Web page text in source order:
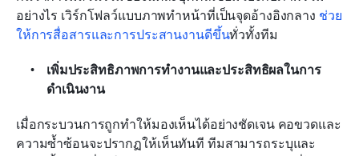
อย่างไร เวิร์กโฟลว์แบบภาพทำหน้าที่เป็นจุดอ้างอิงกลาง ช่วย
ให้การสื่อสารและการประสานงานดีขึ้นทั่วทั้งทีม
เพิ่มประสิทธิภาพการทำงานและประสิทธิผลในการ
ดำเนินงาน
เมื่อกระบวนการถูกทำให้มองเห็นได้อย่างชัดเจน คอขวดและ
ความซ้ำซ้อนจะปรากฏให้เห็นทันที ทีมสามารถระบุและ